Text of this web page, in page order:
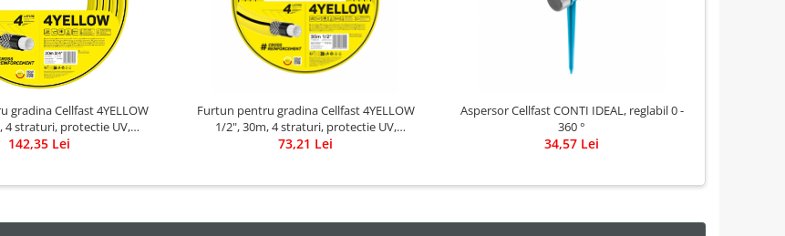
gradina Cellfast 4YELLOW
4 straturi, protectie UV,
antirasucire
142,35 Lei
Furtun pentru gradina Cellfast 4YELLOW
1/2", 30m, 4 straturi, protectie UV,
antirasucire
73,21 Lei
Aspersor Cellfast CONTI IDEAL, reglabil 0 -
360 °
34,57 Lei